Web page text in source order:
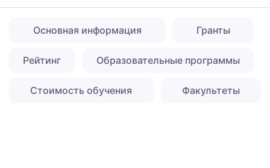
Основная информация Гранты
Рейтинг Образовательные программы
Стоимость обучения Факультеты